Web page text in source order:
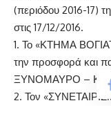
(περιόδου 2016-17)
στις 17/12/2016.
1. Το «ΚΤΗΜΑ
την προσφορά και
ΞΥΝΟΜΑΥΡΟ –
2. Τον